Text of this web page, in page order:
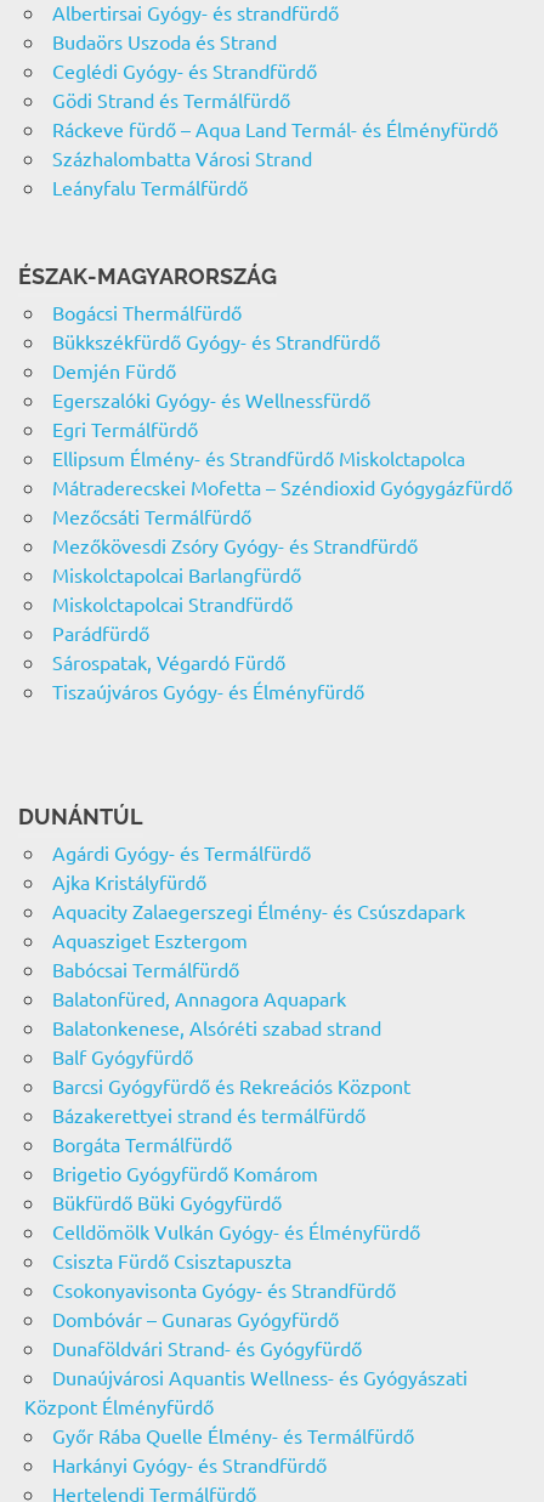
Albertirsai Gyógy- és strandfürdő
Budaörs Uszoda és Strand
Ceglédi Gyógy- és Strandfürdő
Gödi Strand és Termálfürdő
Ráckeve fürdő – Aqua Land Termál- és Élményfürdő
Százhalombatta Városi Strand
Leányfalu Termálfürdő
ÉSZAK-MAGYARORSZÁG
Bogácsi Thermálfürdő
Bükkszékfürdő Gyógy- és Strandfürdő
Demjén Fürdő
Egerszalóki Gyógy- és Wellnessfürdő
Egri Termálfürdő
Ellipsum Élmény- és Strandfürdő Miskolctapolca
Mátraderecskei Mofetta – Széndioxid Gyógygázfürdő
Mezőcsáti Termálfürdő
Mezőkövesdi Zsóry Gyógy- és Strandfürdő
Miskolctapolcai Barlangfürdő
Miskolctapolcai Strandfürdő
Parádfürdő
Sárospatak, Végardó Fürdő
Tiszaújváros Gyógy- és Élményfürdő
DUNÁNTÚL
Agárdi Gyógy- és Termálfürdő
Ajka Kristályfürdő
Aquacity Zalaegerszegi Élmény- és Csúszdapark
Aquasziget Esztergom
Babócsai Termálfürdő
Balatonfüred, Annagora Aquapark
Balatonkenese, Alsóréti szabad strand
Balf Gyógyfürdő
Barcsi Gyógyfürdő és Rekreációs Központ
Bázakerettyei strand és termálfürdő
Borgáta Termálfürdő
Brigetio Gyógyfürdő Komárom
Bükfürdő Büki Gyógyfürdő
Celldömölk Vulkán Gyógy- és Élményfürdő
Csiszta Fürdő Csisztapuszta
Csokonyavisonta Gyógy- és Strandfürdő
Dombóvár – Gunaras Gyógyfürdő
Dunaföldvári Strand- és Gyógyfürdő
Dunaújvárosi Aquantis Wellness- és Gyógyászati
Központ Élményfürdő
Győr Rába Quelle Élmény- és Termálfürdő
Harkányi Gyógy- és Strandfürdő
Hertelendi Termálfürdő